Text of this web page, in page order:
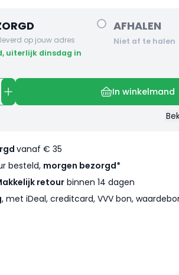
op jouw adres
AFHALEN
Niet af te halen
In winkelmand
vanaf € 35
besteld, morgen bezorgd*
retour binnen 14 dagen
, met iDeal, creditcard, VVV bon,